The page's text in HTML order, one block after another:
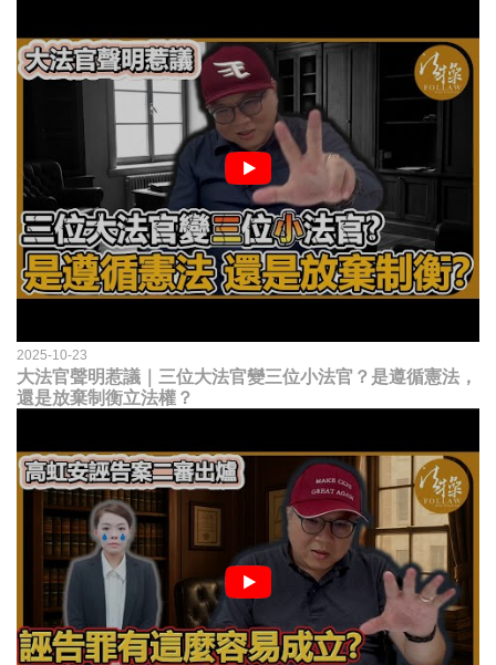
2025-10-23
大法官聲明惹議｜三位大法官變三位小法官？是遵循憲法，
還是放棄制衡立法權？